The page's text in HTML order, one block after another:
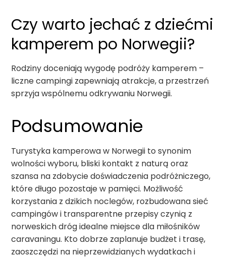
Czy warto jechać z dziećmi
kamperem po Norwegii?
Rodziny doceniają wygodę podróży kamperem –
liczne campingi zapewniają atrakcje, a przestrzeń
sprzyja wspólnemu odkrywaniu Norwegii.
Podsumowanie
Turystyka kamperowa w Norwegii to synonim
wolności wyboru, bliski kontakt z naturą oraz
szansa na zdobycie doświadczenia podróżniczego,
które długo pozostaje w pamięci. Możliwość
korzystania z dzikich noclegów, rozbudowana sieć
campingów i transparentne przepisy czynią z
norweskich dróg idealne miejsce dla miłośników
caravaningu. Kto dobrze zaplanuje budżet i trasę,
zaoszczędzi na nieprzewidzianych wydatkach i